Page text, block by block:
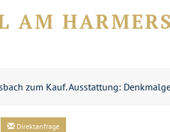
AM
zum Kauf. Ausstattung:
Direktanfrage